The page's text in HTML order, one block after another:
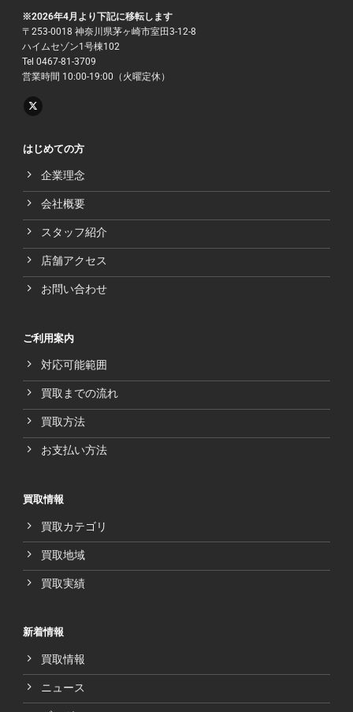
※2026年4月より下記に移転します
〒253-0018 神奈川県茅ヶ崎市室田3-12-8
ハイムセゾン1号棟102
Tel 0467-81-3709
営業時間 10:00-19:00（火曜定休）
はじめての方
企業理念
会社概要
スタッフ紹介
店舗アクセス
お問い合わせ
ご利用案内
対応可能範囲
買取までの流れ
買取方法
お支払い方法
買取情報
買取カテゴリ
買取地域
買取実績
新着情報
買取情報
ニュース